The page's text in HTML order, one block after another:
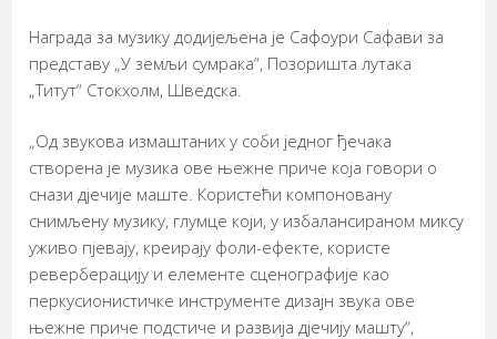
Награда за музику додијељена је Сафоури Сафави за
представу „У земљи сумрака“, Позоришта лутака
„Титут“ Стокхолм, Шведска.
„Од звукова измаштаних у соби једног ђечака
створена је музика ове њежне приче која говори о
снази дјечије маште. Користећи компоновану
снимљену музику, глумце који, у избалансираном миксу
уживо пјевају, креирају фоли-ефекте, користе
реверберацију и елементе сценографије као
перкусионистичке инструменте дизајн звука ове
њежне приче подстиче и развија дјечију машту“,